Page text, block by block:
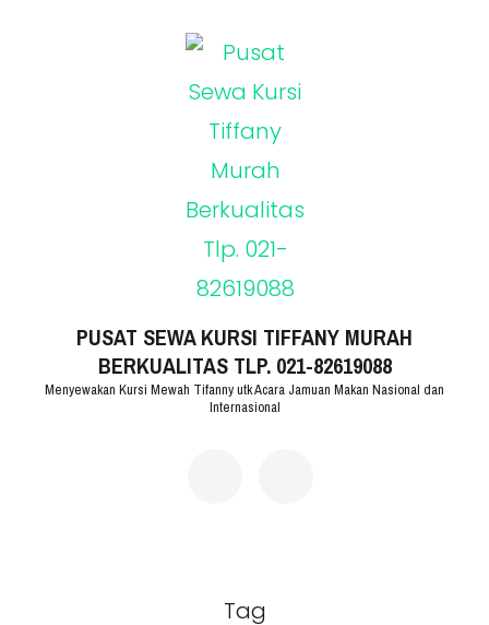
PUSAT SEWA KURSI TIFFANY MURAH
BERKUALITAS TLP. 021-82619088
Menyewakan Kursi Mewah Tifanny utk Acara Jamuan Makan Nasional dan
Internasional
Tag